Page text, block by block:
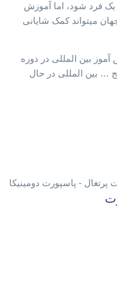
یک فرد شود، اما آموزش
میتواند کمک شایانی
از ۶۰۰ هزار دانش آموز بین المللی در دوره
… بین المللی در حال